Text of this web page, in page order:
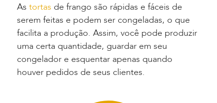
As tortas de frango são rápidas e fáceis de
serem feitas e podem ser congeladas, o que
facilita a produção. Assim, você pode produzir
uma certa quantidade, guardar em seu
congelador e esquentar apenas quando
houver pedidos de seus clientes.